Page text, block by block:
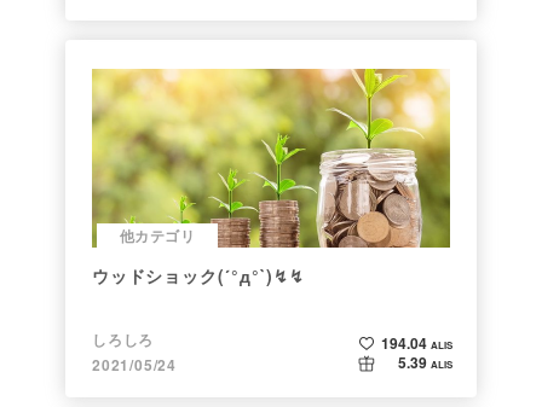
他カテゴリ
ウッドショック(´°д°`)↯↯
しろしろ
2021/05/24
194.04 ALIS
5.39 ALIS